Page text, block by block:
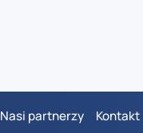
Nasi partnerzy Kontakt